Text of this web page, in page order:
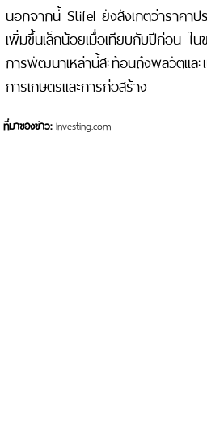
นอกจากนี้ Stifel ยังสังเกตว่าราคา
เพิ่มขึ้นเล็กน้อยเมื่อเทียบกับปีก่อน
การพัฒนาเหล่านี้สะท้อนถึงพลวัตแล
การเกษตรและการก่อสร้าง
ที่มาของข่าว: Investing.com